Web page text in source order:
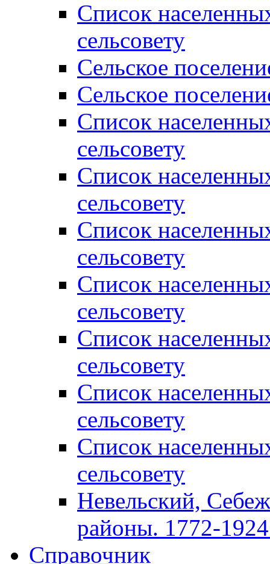
Список
сельсовету
Сельское
Сельское
Список
сельсовету
Список
сельсовету
Список
сельсовету
Список
сельсовету
Список
сельсовету
Список
сельсовету
Список
сельсовету
Невельский,
районы. 1772-1924
Справочник